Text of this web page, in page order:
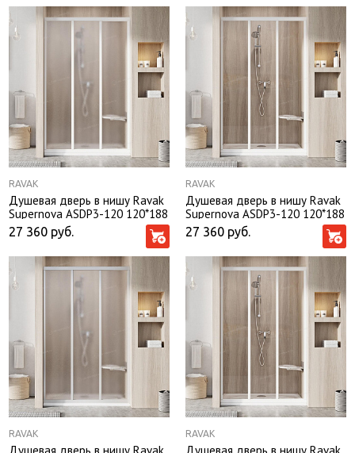
RAVAK
Душевая дверь в нишу Ravak
Supernova ASDP3-120 120*188
профиль белый, стекло Grape
без поддона
27 360 руб.
RAVAK
Душевая дверь в нишу Ravak
Supernova ASDP3-120 120*188
профиль белый, стекло
Transparent без поддона
27 360 руб.
RAVAK RAVAK